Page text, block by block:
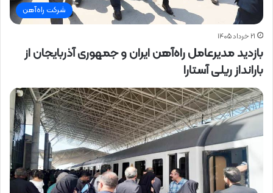
شرکت راه‌آهن
۲۱ خرداد ۱۴۰۵
بازدید مدیرعامل راه‌آهن ایران و جمهوری آذربایجان از
بارانداز ریلی آستارا